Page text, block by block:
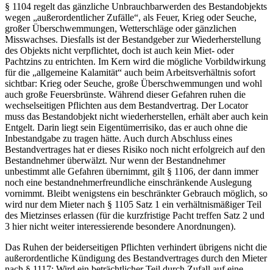
§ 1104 regelt das gänzliche Unbrauchbarwerden des Bestandobjekts
wegen „außerordentlicher Zufälle“, als Feuer, Krieg oder Seuche,
großer Überschwemmungen, Wetterschläge oder gänzlichen
Misswachses. Diesfalls ist der Bestandgeber zur Wiederherstellung
des Objekts nicht verpflichtet, doch ist auch kein Miet- oder
Pachtzins zu entrichten. Im Kern wird die mögliche Vorbildwirkung
für die „allgemeine Kalamität“ auch beim Arbeitsverhältnis sofort
sichtbar: Krieg oder Seuche, große Überschwemmungen und wohl
auch große Feuersbrünste. Während dieser Gefahren ruhen die
wechselseitigen Pflichten aus dem Bestandvertrag. Der Locator
muss das Bestandobjekt nicht wiederherstellen, erhält aber auch kein
Entgelt. Darin liegt sein Eigentümerrisiko, das er auch ohne die
Inbestandgabe zu tragen hätte. Auch durch Abschluss eines
Bestandvertrages hat er dieses Risiko noch nicht erfolgreich auf den
Bestandnehmer überwälzt. Nur wenn der Bestandnehmer
unbestimmt alle Gefahren übernimmt, gilt § 1106, der dann immer
noch eine bestandnehmerfreundliche einschränkende Auslegung
vornimmt. Bleibt wenigstens ein beschränkterGebrauch möglich, so
wird nur dem Mieternach § 1105 Satz 1 ein verhältnismäßiger Teil
des Mietzinses erlassen (für die kurzfristige Pacht treffen Satz 2 und
3 hier nicht weiter interessierende besondere Anordnungen).
Das Ruhen der beiderseitigen Pflichten verhindert übrigens nicht die
außerordentliche Kündigung des Bestandvertrages durch den Mieter